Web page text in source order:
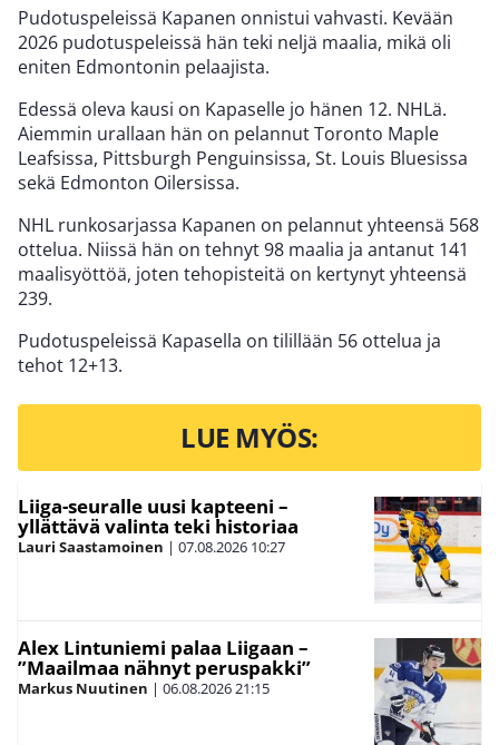
Pudotuspeleissä Kapanen onnistui vahvasti. Kevään
2026 pudotuspeleissä hän teki neljä maalia, mikä oli
eniten Edmontonin pelaajista.
Edessä oleva kausi on Kapaselle jo hänen 12. NHLä.
Aiemmin urallaan hän on pelannut Toronto Maple
Leafsissa, Pittsburgh Penguinsissa, St. Louis Bluesissa
sekä Edmonton Oilersissa.
NHL runkosarjassa Kapanen on pelannut yhteensä 568
ottelua. Niissä hän on tehnyt 98 maalia ja antanut 141
maalisyöttöä, joten tehopisteitä on kertynyt yhteensä
239.
Pudotuspeleissä Kapasella on tilillään 56 ottelua ja
tehot 12+13.
LUE MYÖS:
Liiga-seuralle uusi kapteeni –
yllättävä valinta teki historiaa
Lauri Saastamoinen | 07.08.2026 10:27
Alex Lintuniemi palaa Liigaan –
”Maailmaa nähnyt peruspakki”
Markus Nuutinen | 06.08.202621:15